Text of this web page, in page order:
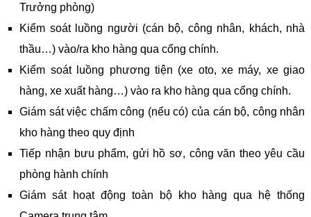
Trưởng phòng)
Kiểm soát luồng người (cán bộ, công nhân, khách, nhà
thầu…) vào/ra kho hàng qua cổng chính.
Kiểm soát luồng phương tiện (xe oto, xe máy, xe giao
hàng, xe xuất hàng…) vào ra kho hàng qua cổng chính.
Giám sát việc chấm công (nếu có) của cán bộ, công nhân
kho hàng theo quy định
Tiếp nhận bưu phẩm, gửi hồ sơ, công văn theo yêu cầu
phòng hành chính
Giám sát hoạt động toàn bộ kho hàng qua hệ thống